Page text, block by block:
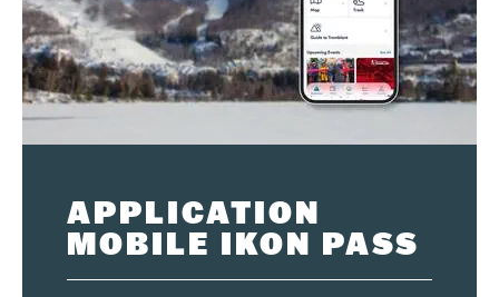
APPLICATION
MOBILE IKON PASS